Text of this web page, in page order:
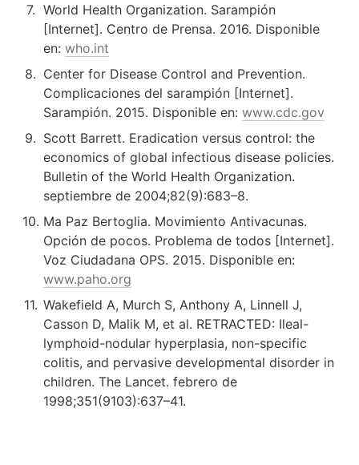
7. World Health Organization. Sarampión
[Internet]. Centro de Prensa. 2016. Disponible
en: who.int
8. Center for Disease Control and Prevention.
Complicaciones del sarampión [Internet].
Sarampión. 2015. Disponible en: www.cdc.gov
9. Scott Barrett. Eradication versus control: the
economics of global infectious disease policies.
Bulletin of the World Health Organization.
septiembre de 2004;82(9):683–8.
10. Ma Paz Bertoglia. Movimiento Antivacunas.
Opción de pocos. Problema de todos [Internet].
www.paho.org
11. Wakefield A, Murch S, Anthony A, Linnell J,
Casson D, Malik M, et al. RETRACTED: Ileal-
lymphoid-nodular hyperplasia, non-specific
colitis, and pervasive developmental disorder in
children. The Lancet. febrero de
1998;351(9103):637–41.